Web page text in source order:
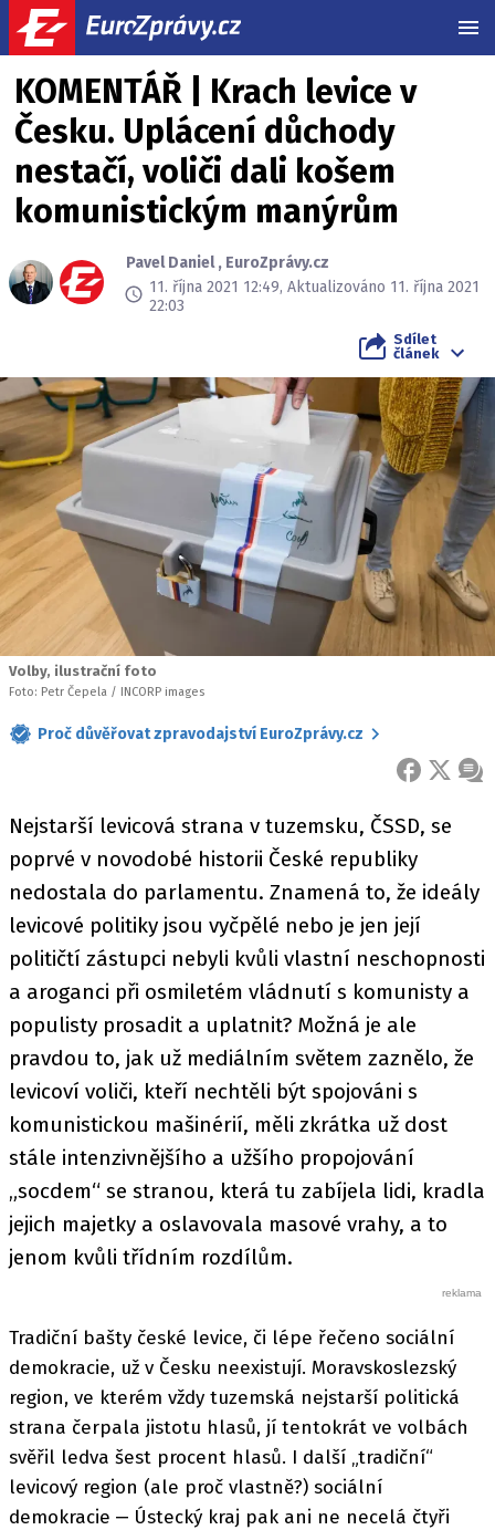
KOMENTÁŘ | Krach levice v
Česku. Uplácení důchody
nestačí, voliči dali košem
komunistickým manýrům
Pavel Daniel, EuroZprávy.cz
11. října 2021 12:49, Aktualizováno 11. října 2021
22:03
Sdílet
článek
Volby, ilustrační foto
Foto: Petr Čepela / INCORP images
Proč důvěřovat zpravodajství EuroZprávy.cz
FACEBOOK
X
Nejstarší levicová strana v tuzemsku, ČSSD, se
poprvé v novodobé historii České republiky
nedostala do parlamentu. Znamená to, že ideály
levicové politiky jsou vyčpělé nebo je jen její
političtí zástupci nebyli kvůli vlastní neschopnosti
a aroganci při osmiletém vládnutí s komunisty a
populisty prosadit a uplatnit? Možná je ale
pravdou to, jak už mediálním světem zaznělo, že
levicoví voliči, kteří nechtěli být spojováni s
komunistickou mašinérií, měli zkrátka už dost
stále intenzivnějšího a užšího propojování
„socdem“ se stranou, která tu zabíjela lidi, kradla
jejich majetky a oslavovala masové vrahy, a to
jenom kvůli třídním rozdílům.
Tradiční bašty české levice, či lépe řečeno sociální
demokracie, už v Česku neexistují. Moravskoslezský
region, ve kterém vždy tuzemská nejstarší politická
strana čerpala jistotu hlasů, jí tentokrát ve volbách
svěřil ledva šest procent hlasů. I další „tradiční“
levicový region (ale proč vlastně?) sociální
demokracie ‒ Ústecký kraj pak ani ne necelá čtyři